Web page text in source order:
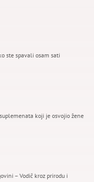
ste spavali osam sati
koji je osvojio žene
– Vodič kroz prirodu i